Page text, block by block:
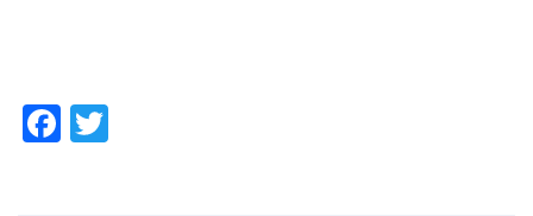
Facebook